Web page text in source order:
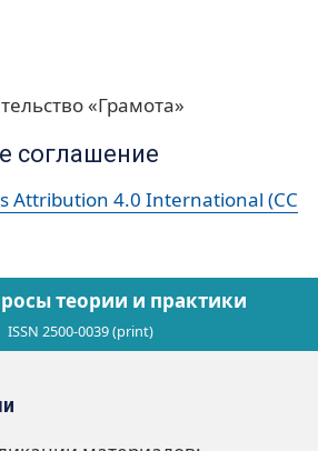
«Грамота»
соглашение
Attribution 4.0 International (CC
теории и практики
ISSN 2500-0039 (print)